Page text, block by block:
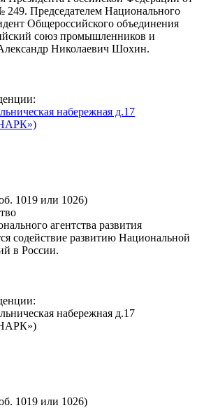
249. Председателем Национального
Общероссийского объединения
союз промышленников и
Николаевич Шохин.
набережная д.17
1019 или 1026)
агентства развития
содействие развитию Национальной
в России.
набережная д.17
1019 или 1026)